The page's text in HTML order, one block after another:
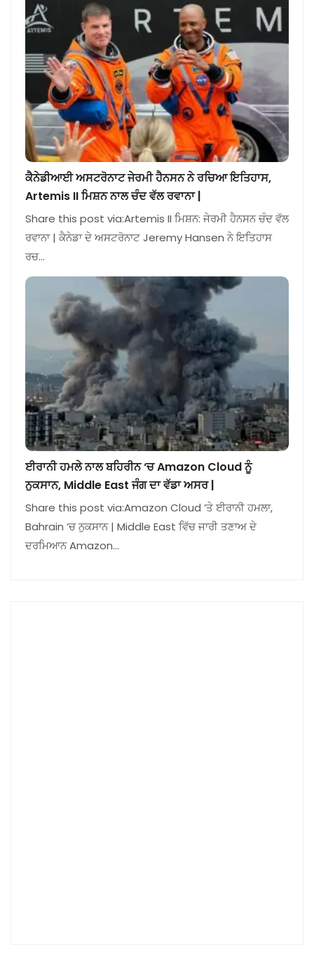
ਕੈਨੇਡੀਆਈ ਅਸਟਰੋਨਾਟ ਜੇਰਮੀ ਹੈਨਸਨ ਨੇ ਰਚਿਆ ਇਤਿਹਾਸ,
Artemis II ਮਿਸ਼ਨ ਨਾਲ ਚੰਦ ਵੱਲ ਰਵਾਨਾ |
Share this post via:Artemis II ਮਿਸ਼ਨ: ਜੇਰਮੀ ਹੈਨਸਨ ਚੰਦ ਵੱਲ
ਰਵਾਨਾ | ਕੈਨੇਡਾ ਦੇ ਅਸਟਰੋਨਾਟ Jeremy Hansen ਨੇ ਇਤਿਹਾਸ
ਰਚ…
ਈਰਾਨੀ ਹਮਲੇ ਨਾਲ ਬਹਿਰੀਨ ‘ਚ Amazon Cloud ਨੂੰ
ਨੁਕਸਾਨ, Middle East ਜੰਗ ਦਾ ਵੱਡਾ ਅਸਰ |
Share this post via:Amazon Cloud ‘ਤੇ ਈਰਾਨੀ ਹਮਲਾ,
Bahrain ‘ਚ ਨੁਕਸਾਨ | Middle East ਵਿੱਚ ਜਾਰੀ ਤਣਾਅ ਦੇ
ਦਰਮਿਆਨ Amazon…